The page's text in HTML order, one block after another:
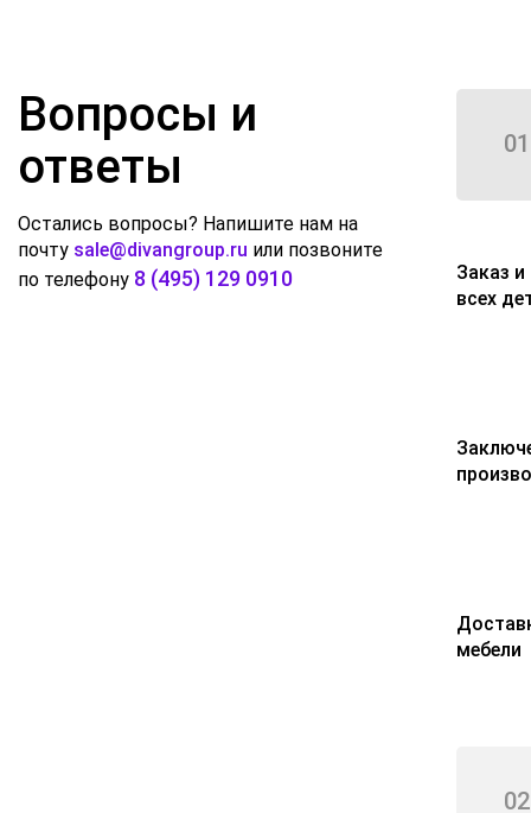
Вопросы и
ответы
Остались вопросы? Напишите нам на
почту sale@divangroup.ru или позвоните
по телефону 8 (495) 129 0910
01
Заказ и
всех
мебели
02